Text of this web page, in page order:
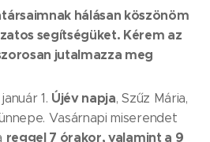
hálásan köszönöm
segítségüket. Kérem az
jutalmazza meg
1. Újév napja, Szűz Mária,
Vasárnapi miserendet
reggel 7 órakor,valamint a 9